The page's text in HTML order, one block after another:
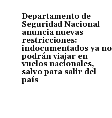
Departamento de
Seguridad Nacional
anuncia nuevas
restricciones:
indocumentados ya no
podrán viajar en
vuelos nacionales,
salvo para salir del
país